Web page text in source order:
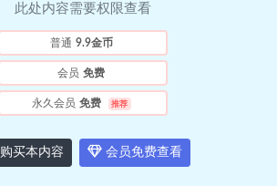
此处内容需要权限查看
普通 9.9金币
会员 免费
永久会员 免费 推荐
购买本内容 会员免费查看